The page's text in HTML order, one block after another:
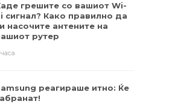
грешите со вашиот Wi-
сигнал? Како правилно да
насочите антените на
рутер
реагираше итно: Ќе